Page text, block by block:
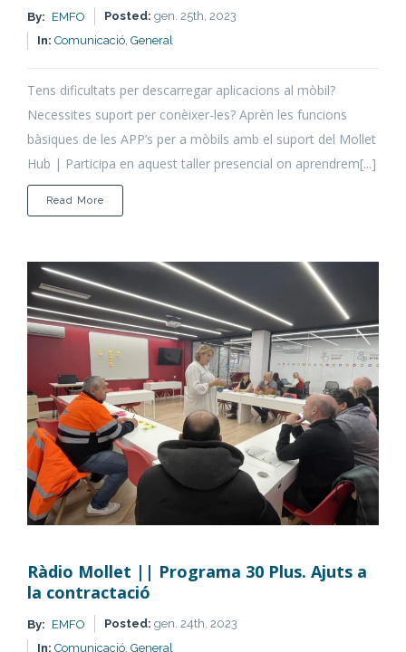
By: EMFO Posted: gen. 25th, 2023
In: Comunicació, General
Tens dificultats per descarregar aplicacions al mòbil?
Necessites suport per conèixer-les? Aprèn les funcions
bàsiques de les APP’s per a mòbils amb el suport del Mollet
Hub | Participa en aquest taller presencial on aprendrem[...]
Read More
Taller
digital
Ràdio Mollet || Programa 30 Plus. Ajuts a
la contractació
By: EMFO Posted: gen. 24th, 2023
In: Comunicació, General